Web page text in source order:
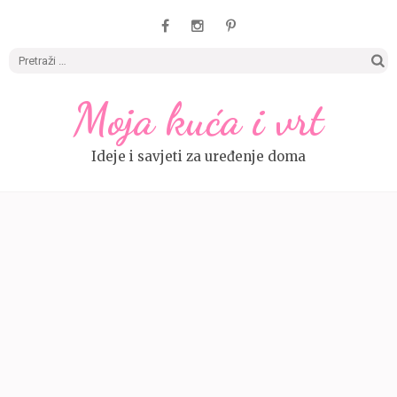
Moja kuća i vrt
Ideje i savjeti za uređenje doma